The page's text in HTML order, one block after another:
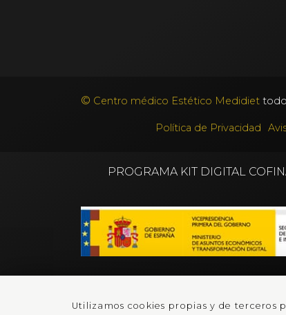
© Centro médico Estético Medidiet
Política de Privacidad
PROGRAMA KIT DIGITAL
Utilizamos cookies propias y de terceros